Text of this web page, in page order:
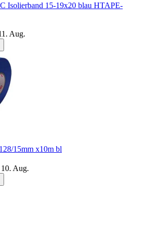
Isolierband 15-19x20 blau HTAPE-
Aug.
15mm x10m bl
Aug.